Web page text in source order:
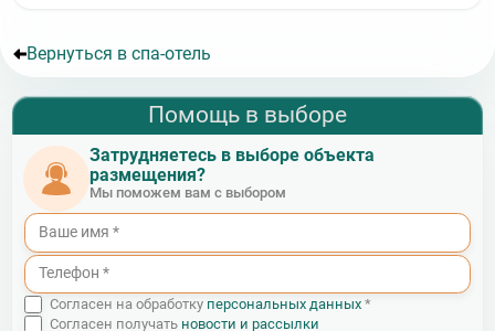
Вернуться в спа-отель
Помощь в выборе
Затрудняетесь в выборе объекта
размещения?
Мы поможем вам с выбором
Согласен на обработку персональных данных *
Согласен получать новости и рассылки